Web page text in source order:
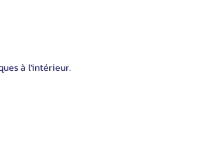
à l'intérieur.